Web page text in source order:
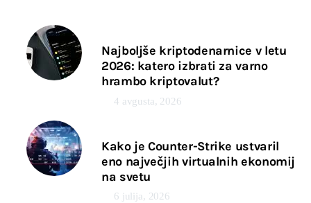
Najboljše kriptodenarnice v letu
2026: katero izbrati za varno
hrambo kriptovalut?
4 avgusta, 2026
Kako je Counter-Strike ustvaril
eno največjih virtualnih ekonomij
na svetu
6 julija, 2026